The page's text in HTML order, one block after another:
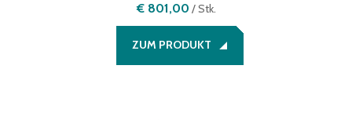
€ 801,00 /Stk.
ZUM PRODUKT